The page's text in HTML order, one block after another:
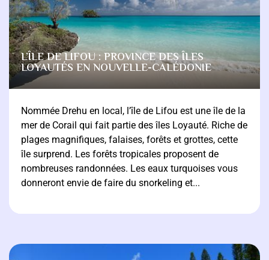
L’ÎLE DE LIFOU : PROVINCE DES ÎLES
LOYAUTÉS EN NOUVELLE-CALÉDONIE
Nommée Drehu en local, l’île de Lifou est une île de la
mer de Corail qui fait partie des îles Loyauté. Riche de
plages magnifiques, falaises, forêts et grottes, cette
île surprend. Les forêts tropicales proposent de
nombreuses randonnées. Les eaux turquoises vous
donneront envie de faire du snorkeling et...